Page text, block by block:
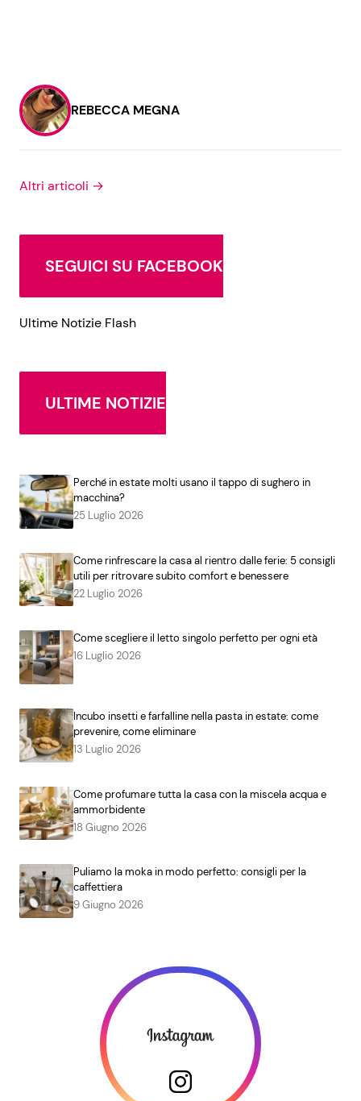
REBECCA MEGNA
Altri articoli →
SEGUICI SU FACEBOOK
Ultime Notizie Flash
ULTIME NOTIZIE
Perché in estate molti usano il tappo di sughero in
macchina?
25 Luglio 2026
Come rinfrescare la casa al rientro dalle ferie: 5 consigli
utili per ritrovare subito comfort e benessere
22 Luglio 2026
Come scegliere il letto singolo perfetto per ogni età
16 Luglio 2026
Incubo insetti e farfalline nella pasta in estate: come
prevenire, come eliminare
13 Luglio 2026
Come profumare tutta la casa con la miscela acqua e
ammorbidente
18 Giugno 2026
Puliamo la moka in modo perfetto: consigli per la
caffettiera
9 Giugno 2026